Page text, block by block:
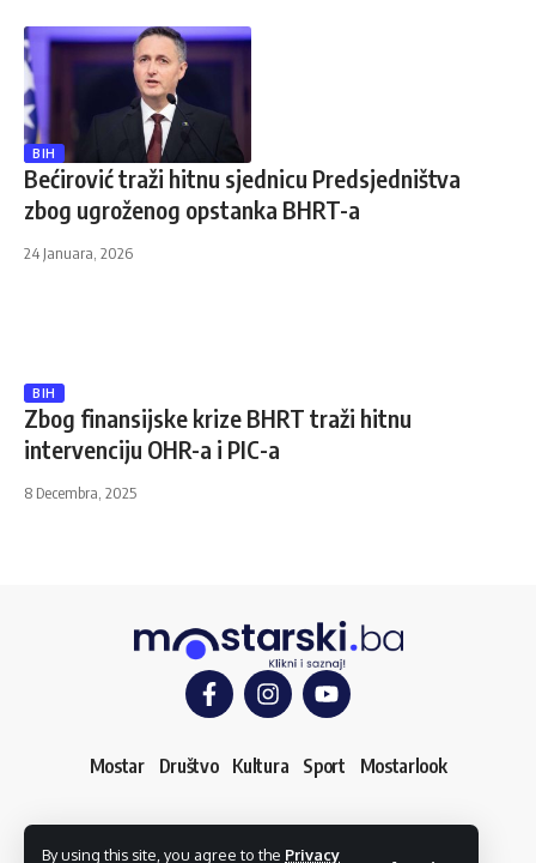
By using this site, you agree to the Privacy
BIH
Bećirović traži hitnu sjednicu Predsjedništva
zbog ugroženog opstanka BHRT-a
24 Januara, 2026
BIH
Zbog finansijske krize BHRT traži hitnu
intervenciju OHR-a i PIC-a
8 Decembra, 2025
Mostar Društvo Kultura Sport Mostarlook
O nama Impressum Uslovi korištenja Kontakt